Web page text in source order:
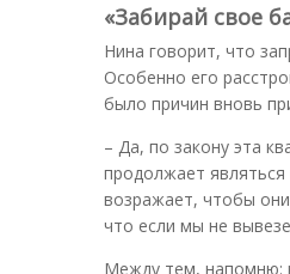
«Забирай свое
Нина говорит, что
Особенно его
было причин вновь
– Да, по закону эта
продолжает
возражает, чтобы
что если мы не
Между тем, напомню: